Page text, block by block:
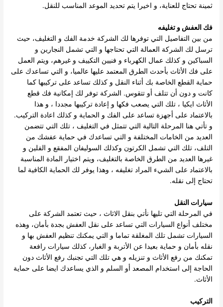
ثمينة تحتاج للعناية، و اخيرا يتم تحديد الموعد المناسب للنقل.
فك العفش و تغليفه
من بين التفاصيل التي توفرها لك الشركة خدمة الفك و التغليف، حيث
ترسل لك الشركة العمالة التي تحتاجها و التي تشمل النجارين و
السباكين و كذلك عمال الكهرباء و فنيين التكييف و غيرهم، ويتم العمل
على فك الأثاث بأحدث الطرق المعتمد عليها عالميا، و التي تساعدك على
حماية القطع الخاصة بك أثناء النقل و كذلك تساعد على تركيبها كما
كانت و دون أن تتلف أو تتقوس. الشركة توفر لك إمكانية فك قطع
الأثاث ايكيا ، تلك التي يصعب فكها و إعادة تركيبها مجددا ، و هذا
بالاعتماد على أجهزة تساعد على الفك و الحماية و كذلك اعادة التركيب.
و تأتي هنا المرحلة التالية التي تتمثل في التغليف ، تلك التي تتضمن
العديد من الخامات المختلفة و التي تساعدك في حماية عفشك من
التلف، تلك التي تشمل الكرتون وكذلك السوليفان المفقع و الفلين و
غيرها العديد من الطرق الخاصة بالتغليف، ويتم اختيار المادة المناسبة
بالاعتماد على الشيء المراد تغليفه ، وهذا يوفر لك الحماية الكافية لما
تحتاج إلى نقله.
سيارات النقل
في المرحلة التي تليها نأتي بنقل الاثاث ، حيث تعتمد الشركة على
مختلف أنواع السيارات التي تساعد على نقل العفش بجدة بأمان، وهذه
السيارات تشمل تلك المغلقة تماما و التي يمكنك تنظيم العفش بها و
نقله بأمان و حماية بعيدا عن الأتربة و الغبار، كذلك سيارات رافعة
تمكنك من رفع الأثاث و تنزيله و هي تلك التي تجنبك رفع الأثاث دون
الحاجة إلى استخدام المصعد أو السلم و الذي يساعدك ايضا على حماية
الأثاث.
التركيب